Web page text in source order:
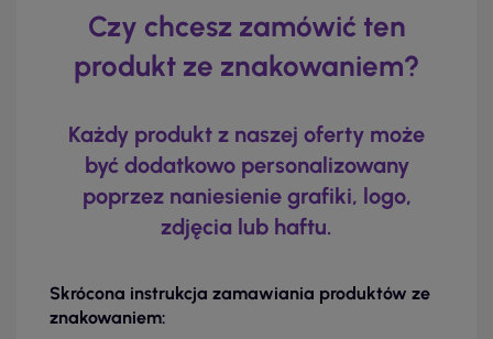
Czy chcesz zamówić ten
produkt ze znakowaniem?
Każdy produkt z naszej oferty może
być dodatkowo personalizowany
poprzez naniesienie grafiki, logo,
zdjęcia lub haftu.
Skrócona instrukcja zamawiania produktów ze
znakowaniem: